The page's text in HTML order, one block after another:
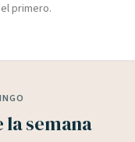
primero.
la semana